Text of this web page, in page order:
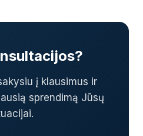
į klausimus ir
sprendimą Jūsų